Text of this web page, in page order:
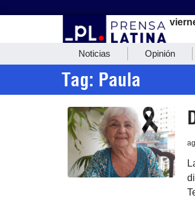
Noticias Opinión
Tag: Paula